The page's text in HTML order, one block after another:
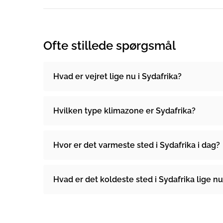
Ofte stillede spørgsmål
Hvad er vejret lige nu i Sydafrika?
Hvilken type klimazone er Sydafrika?
Hvor er det varmeste sted i Sydafrika i dag?
Hvad er det koldeste sted i Sydafrika lige